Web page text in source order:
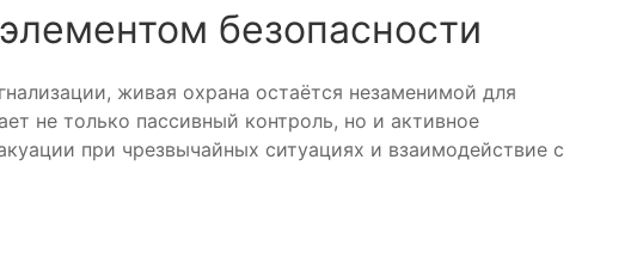
безопасности
живая охрана остаётся незаменимой для
не только пассивный контроль, но и активное
при чрезвычайных ситуациях и взаимодействие с